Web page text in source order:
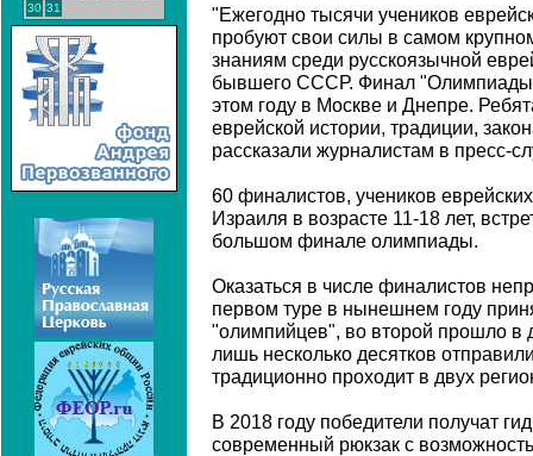
30 31
"Ежегодно тысячи учеников
пробуют свои силы в самом
знаниям среди русскоязычной
бывшего СССР. Финал "Олимпиады
этом году в Москве и Днепре.
еврейской истории, традиции,
рассказали журналистам в пресс-
60 финалистов, учеников
Израиля в возрасте 11-18 лет,
большом финале олимпиады.
Оказаться в числе финалистов
первом туре в нынешнем году
"олимпийцев", во второй прошло в
лишь несколько десятков
традиционно проходит в двух
В 2018 году победители получат
современный рюкзак с